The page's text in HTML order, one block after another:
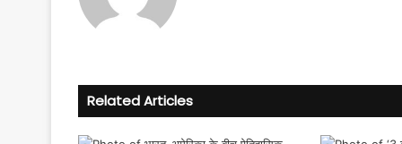
Related Articles